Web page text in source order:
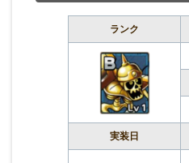
ランク
実装日